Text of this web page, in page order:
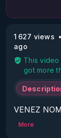
1 627 views
ago
This
got more
VENEZ
03/02/24
More